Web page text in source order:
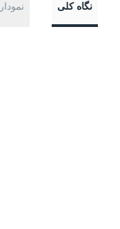
نگاه کلی نمودار